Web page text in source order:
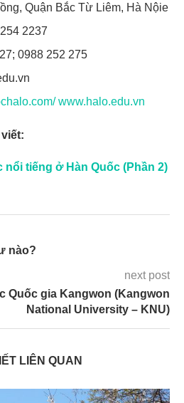
Quận Bắc Từ Liêm, Hà Nộie
2237
0988 252 275
www.halo.edu.vn
tiếng ở Hàn Quốc (Phần 2)
nào?
next post
Quốc gia Kangwon (Kangwon
National University – KNU)
LIÊN QUAN